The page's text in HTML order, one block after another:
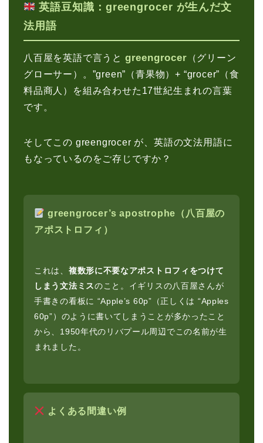
英語豆知識：greengrocer が生んだ文
法用語
八百屋を英語で言うと greengrocer （グリーン
グローサー）。”green”（青果物）+ “grocer”（食
料品商人）を組み合わせた17世紀生まれの言葉
です。
そしてこの greengrocer が、英語の文法用語に
もなっているのをご存じですか？
greengrocer’s apostrophe（八百屋の
アポストロフィ）
これは、 複数形に不要なアポストロフィをつけて
しまう文法ミスのこと。イギリスの八百屋さんが
手書きの看板に “Apple’s 60p”（正しくは “Apples
60p”）のように書いてしまうことが多かったこと
から、1950年代のリバプール周辺でこの名前が生
まれました。
よくある間違い例